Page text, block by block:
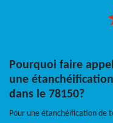
Pourquoi faire
une
dans le 78150?
Pour une étanchéification de